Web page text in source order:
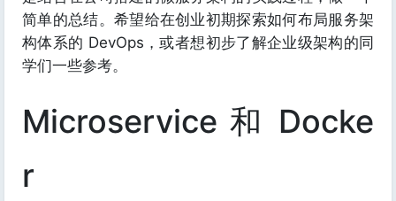
简单的总结。希望给在创业初期探索如何布局服务架
构体系的 DevOps，或者想初步了解企业级架构的同
学们一些参考。
Microservice 和 Docke
r